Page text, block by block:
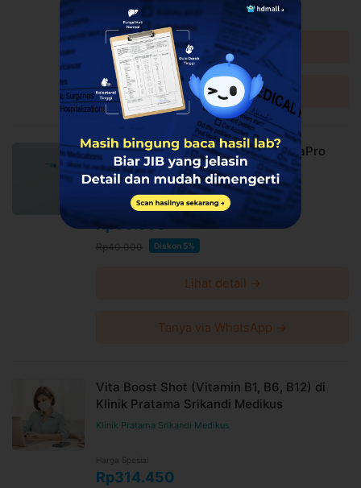
Untuk lebih lengkapnya, Anda dapat membaca syarat
dan kebijakandi halaman ini
Syarat dan ketentuan dapat berubah sewaktu-waktu
tanpa pemberitahuan dan berlaku untuk pembelian
setelah waktu perubahan
Harga paket sudah termasuk biaya administrasi, convenience
Rp540.000
Lihat detail →
Tanya via WhatsApp →
Injeksi IC/SC/IV/ IM (BHP) di MedicaPro
MedicaPro
Harga Spesial
Rp38.000
Rp40.000 Diskon 5%
Lihat detail →
Tanya via WhatsApp →
Vita Boost Shot (Vitamin B1, B6, B12) di
Klinik Pratama Srikandi Medikus
Klinik Pratama Srikandi Medikus
Harga Spesial
Rp314.450